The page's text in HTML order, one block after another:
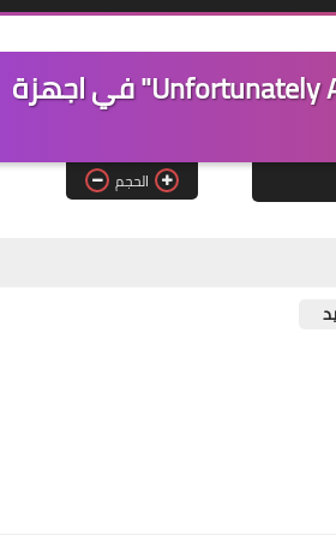
حل مشكلة "للاسف توقف التطبيق Unfortunately App Has Stopped" في اجهزة
الحجم